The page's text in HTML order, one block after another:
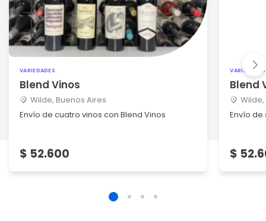
VARIEDADES
Blend Vinos
Wilde, Buenos Aires
Envío de cuatro vinos con Blend Vinos
$ 52.600
VARIEDADES
Blend
Envío de
$